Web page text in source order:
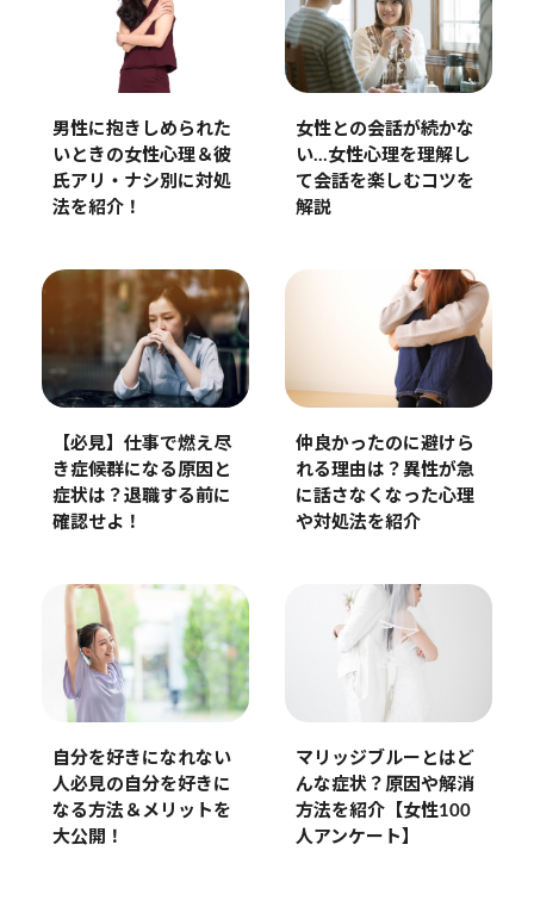
男性に抱きしめられた
いときの女性心理＆彼
氏アリ・ナシ別に対処
法を紹介！
女性との会話が続かな
い…女性心理を理解し
て会話を楽しむコツを
解説
【必見】仕事で燃え尽
き症候群になる原因と
症状は？退職する前に
確認せよ！
仲良かったのに避けら
れる理由は？異性が急
に話さなくなった心理
や対処法を紹介
自分を好きになれない
人必見の自分を好きに
なる方法＆メリットを
大公開！
マリッジブルーとはど
んな症状？原因や解消
方法を紹介【女性100
人アンケート】